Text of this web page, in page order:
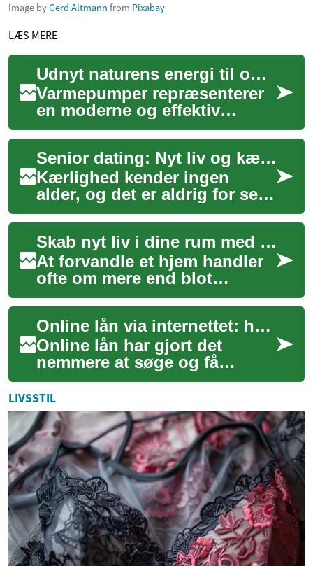
Image byGerd Altmann from Pixabay
LÆS MERE
Udnyt naturens energi til opvarmning af dit hjem
Varmepumper repræsenterer
en moderne og effektiv
tilgang til opvarmning af
boliger, der udnytter den
naturlige energi...
Senior dating: Nyt liv og kærlighed i den tredje alder
Kærlighed kender ingen
alder, og det er aldrig for sent
at finde en ny partner eller
venskab. I de senere år er
senio...
Skab nyt liv i dine rum med opdateringer
At forvandle et hjem handler
ofte om mere end blot
æstetik; det handler om at
skabe et rum, der afspejler
dine behov,...
Online lån via internettet: hvad du skal vide
Online lån har gjort det
nemmere at søge og få
adgang til penge via nettet,
men det stiller også krav til
overblik og...
LIVSSTIL